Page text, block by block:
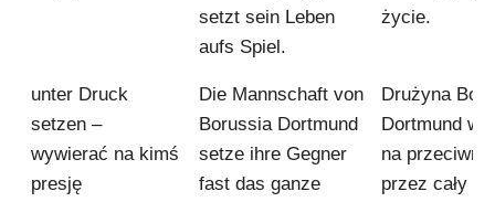
setzt sein Leben
aufs Spiel.
życie.
unter Druck
setzen –
wywierać na kimś
presję
Die Mannschaft von
Borussia Dortmund
setze ihre Gegner
fast das ganze
Drużyna
Dortmund
na
przez cały